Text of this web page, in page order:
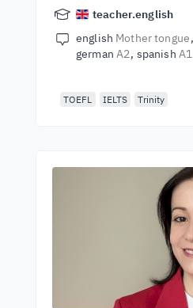
teacher.english
english Mother tongue
german A2 spanish A1
TOEFL IELTS Trinity